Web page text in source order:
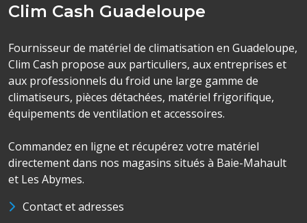
Clim Cash Guadeloupe
Fournisseur de matériel de climatisation en Guadeloupe,
Clim Cash propose aux particuliers, aux entreprises et
aux professionnels du froid une large gamme de
climatiseurs, pièces détachées, matériel frigorifique,
équipements de ventilation et accessoires.
Commandez en ligne et récupérez votre matériel
directement dans nos magasins situés à Baie-Mahault
et Les Abymes.
Contact et adresses